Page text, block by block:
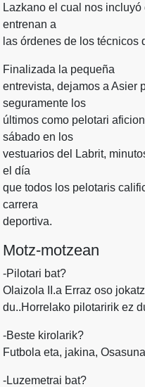
Lazkano el cual nos
entrenan a
las órdenes de los técnicos
Finalizada la pequeña
entrevista, dejamos a Asier
seguramente los
últimos como pelotari
sábado en los
vestuarios del Labrit,
el día
que todos los pelotaris
carrera
deportiva.
Motz-motzean
-Pilotari bat?
Olaizola II.a Erraz oso
du..Horrelako pilotaririk ez
-Beste kirolarik?
Futbola eta, jakina,
-Luzemetrai bat?